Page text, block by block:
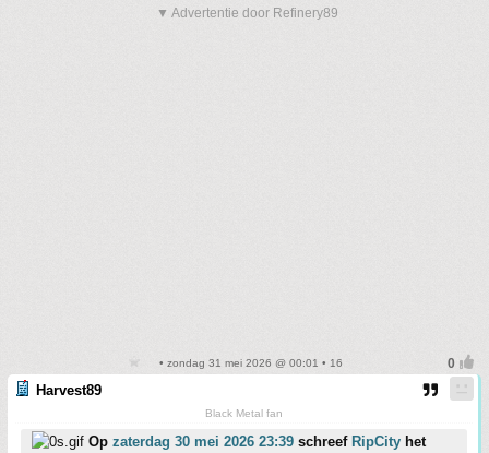
▼ Advertentie door Refinery89
• zondag 31 mei 2026 @ 00:01 • 16
Harvest89
Black Metal fan
Op zaterdag 30 mei 2026 23:39 schreef RipCity het